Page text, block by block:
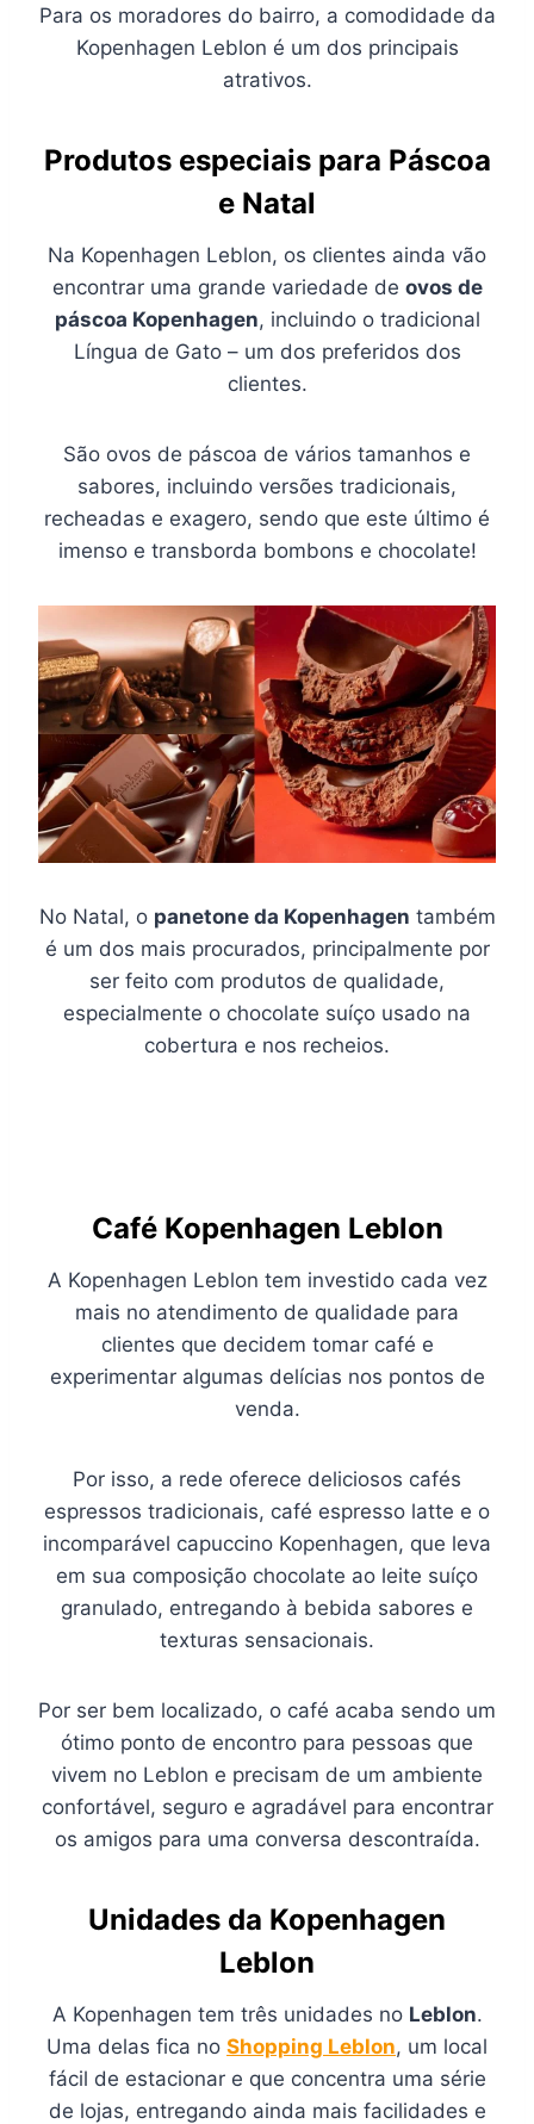
Para os moradores do bairro, a comodidade da
Kopenhagen Leblon é um dos principais
atrativos.
Produtos especiais para Páscoa
e Natal
Na Kopenhagen Leblon, os clientes ainda vão
encontrar uma grande variedade de ovos de
páscoa Kopenhagen, incluindo o tradicional
Língua de Gato – um dos preferidos dos
clientes.
São ovos de páscoa de vários tamanhos e
sabores, incluindo versões tradicionais,
recheadas e exagero, sendo que este último é
imenso e transborda bombons e chocolate!
No Natal, o panetone da Kopenhagen também
é um dos mais procurados, principalmente por
ser feito com produtos de qualidade,
especialmente o chocolate suíço usado na
cobertura e nos recheios.
Café Kopenhagen Leblon
A Kopenhagen Leblon tem investido cada vez
mais no atendimento de qualidade para
clientes que decidem tomar café e
experimentar algumas delícias nos pontos de
venda.
Por isso, a rede oferece deliciosos cafés
espressos tradicionais, café espresso latte e o
incomparável capuccino Kopenhagen, que leva
em sua composição chocolate ao leite suíço
granulado, entregando à bebida sabores e
texturas sensacionais.
Por ser bem localizado, o café acaba sendo um
ótimo ponto de encontro para pessoas que
vivem no Leblon e precisam de um ambiente
confortável, seguro e agradável para encontrar
os amigos para uma conversa descontraída.
Unidades da Kopenhagen
Leblon
A Kopenhagen tem três unidades no Leblon.
Uma delas fica no Shopping Leblon, um local
fácil de estacionar e que concentra uma série
de lojas, entregando ainda mais facilidades e